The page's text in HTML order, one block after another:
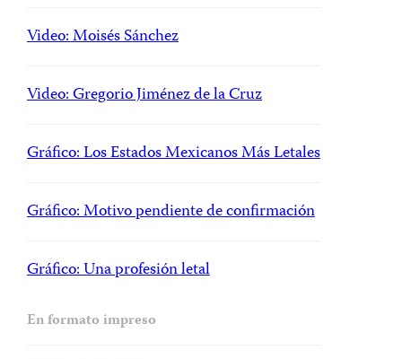
Video: Moisés Sánchez
Video: Gregorio Jiménez de la Cruz
Gráfico: Los Estados Mexicanos Más Letales
Gráfico: Motivo pendiente de confirmación
Gráfico: Una profesión letal
En formato impreso